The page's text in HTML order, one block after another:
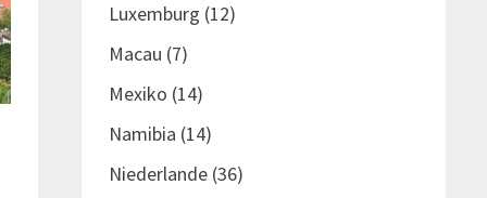
Luxemburg (12)
Macau (7)
Mexiko (14)
Namibia (14)
Niederlande(36)